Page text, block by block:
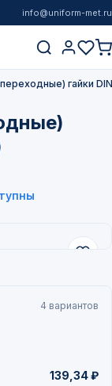
info@uniform-met.ru
гайки
4 вариантов
139,34 ₽